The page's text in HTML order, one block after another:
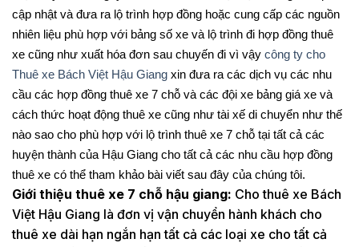
cập nhật và đưa ra lộ trình hợp đồng hoặc cung cấp các nguồn
nhiên liệu phù hợp với bảng số xe và lộ trình đi hợp đồng thuê
xe cũng như xuất hóa đơn sau chuyến đi vì vậy công ty cho
Thuê xe Bách Việt Hậu Giang xin đưa ra các dịch vụ các nhu
cầu các hợp đồng thuê xe 7 chỗ và các đội xe bảng giá xe và
cách thức hoạt động thuê xe cũng như tài xế di chuyển như thế
nào sao cho phù hợp với lộ trình thuê xe 7 chỗ tại tất cả các
huyện thành của Hậu Giang cho tất cả các nhu cầu hợp đồng
thuê xe có thể tham khảo bài viết sau đây của chúng tôi.
Giới thiệu thuê xe 7 chỗ hậu giang: Cho thuê xe Bách
Việt Hậu Giang là đơn vị vận chuyển hành khách cho
thuê xe dài hạn ngắn hạn tất cả các loại xe cho tất cả